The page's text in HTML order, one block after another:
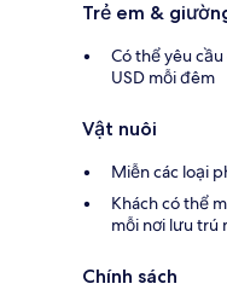
Trẻ em &
Có thể yêu
USD mỗi đêm
Vật nuôi
Miễn các loại
Khách có thể
mỗi nơi lưu trú
Chính sách